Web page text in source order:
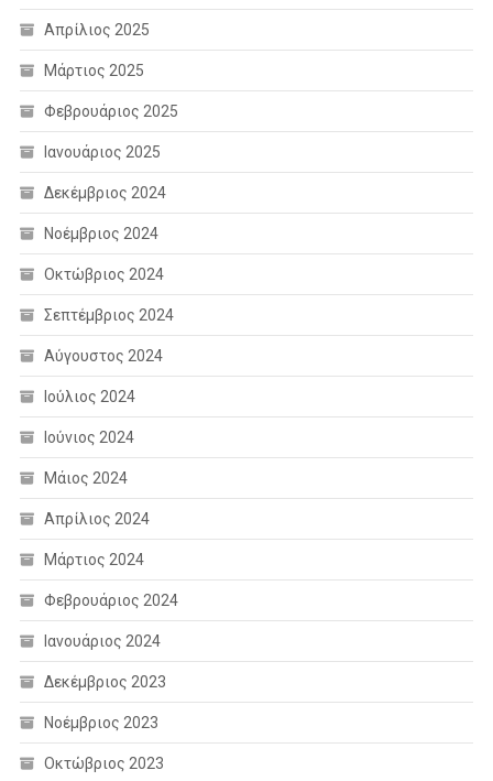
Απρίλιος 2025
Μάρτιος 2025
Φεβρουάριος 2025
Ιανουάριος 2025
Δεκέμβριος 2024
Νοέμβριος 2024
Οκτώβριος 2024
Σεπτέμβριος 2024
Αύγουστος 2024
Ιούλιος 2024
Ιούνιος 2024
Μάιος 2024
Απρίλιος 2024
Μάρτιος 2024
Φεβρουάριος 2024
Ιανουάριος 2024
Δεκέμβριος 2023
Νοέμβριος 2023
Οκτώβριος 2023